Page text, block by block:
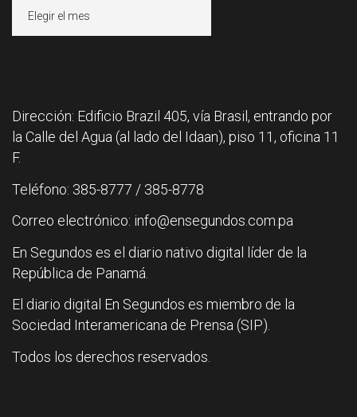
Dirección: Edificio Brazil 405, vía Brasil, entrando por
la Calle del Agua (al lado del Idaan), piso 11, oficina 11
F.
Teléfono: 385-8777 / 385-8778
Correo electrónico: info@ensegundos.com.pa
En Segundos es el diario nativo digital líder de la
República de Panamá.
El diario digital En Segundos es miembro de la
Sociedad Interamericana de Prensa (SIP).
Todos los derechos reservados.